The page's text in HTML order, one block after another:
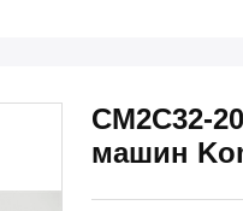
CM2C32-
машин